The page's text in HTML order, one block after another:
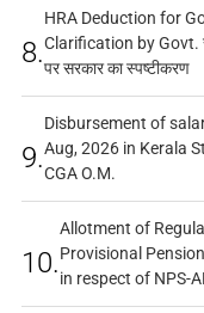
8.
HRA Deduction for
Clarification by Govt.
पर सरकार का स्पष्टीकरण
9.
Disbursement of
Aug, 2026 in Kerala
CGA O.M.
10.
Allotment of
Provisional
in respect of NPS-